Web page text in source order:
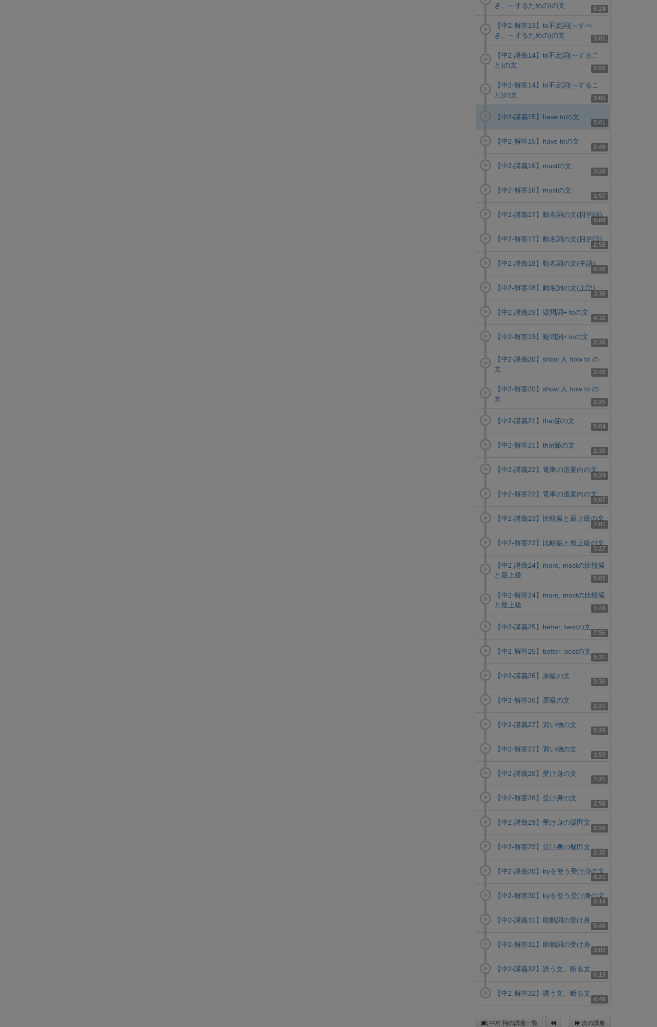
6:24
き、～するための)の文
3:01
【中2-解答13】to不定詞(～すべ
き、～するための)の文
5:50
【中2-講義14】to不定詞(～するこ
と)の文
3:05
【中2-解答14】to不定詞(～するこ
と)の文
5:01
【中2-講義15】have toの文
2:49
【中2-解答15】have toの文
3:26
【中2-講義16】mustの文
1:57
【中2-解答16】mustの文
5:09
【中2-講義17】動名詞の文(目的語)
2:58
【中2-解答17】動名詞の文(目的語)
6:26
【中2-講義18】動名詞の文(主語)
3:36
【中2-解答18】動名詞の文(主語)
4:32
【中2-講義19】疑問詞+ toの文
2:36
【中2-解答19】疑問詞+ toの文
3:46
【中2-講義20】show 人 how to の
文
2:25
【中2-解答20】show 人 how to の
文
5:04
【中2-講義21】that節の文
2:35
【中2-解答21】that節の文
5:24
【中2-講義22】電車の道案内の文
5:07
【中2-解答22】電車の道案内の文
7:01
【中2-講義23】比較級と最上級の文
3:27
【中2-解答23】比較級と最上級の文
5:02
【中2-講義24】more, mostの比較級
と最上級
1:48
【中2-解答24】more, mostの比較級
と最上級
7:56
【中2-講義25】better, bestの文
5:31
【中2-解答25】better, bestの文
3:36
【中2-講義26】原級の文
2:21
【中2-解答26】原級の文
5:29
【中2-講義27】買い物の文
3:59
【中2-解答27】買い物の文
7:21
【中2-講義28】受け身の文
2:58
【中2-解答28】受け身の文
5:28
【中2-講義29】受け身の疑問文
2:32
【中2-解答29】受け身の疑問文
4:21
【中2-講義30】byを使う受け身の文
2:18
【中2-解答30】byを使う受け身の文
5:49
【中2-講義31】助動詞の受け身
3:02
【中2-解答31】助動詞の受け身
6:19
【中2-講義32】誘う文、断る文
4:46
【中2-解答32】誘う文、断る文
中村 翔の講座一覧 次の講座